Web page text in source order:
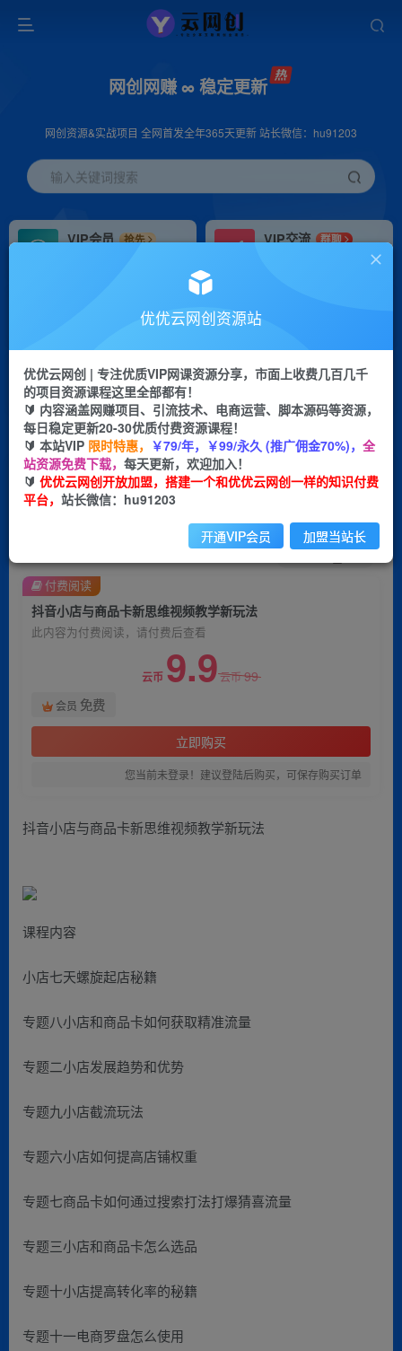
网创网赚 ∞ 稳定更新
网创资源&实战项目 全网首发全年365天更新 站长微信：hu91203
输入关键词搜索
VIP会员
抢先
VIP交流
群聊
研究探讨更多创业项目路子。
会员专属推广链接
挂机 项目
脚本卡密
APP下载
GO
首页 创业课程 会员免费 正文
抖音小店与商品卡新思维视频教学新玩法
关注 私信
抖音小店与商品卡新思维视频教学新玩法
此内容为付费阅读，请付费后查看
云币 9.9云币99
会员 免费
立即购买
您当前未登录！建议登陆后购买，可保存购买订单
付费阅读
抖音小店与商品卡新思维视频教学新玩法
课程内容
小店七天螺旋起店秘籍
专题八小店和商品卡如何获取精准流量
专题二小店发展趋势和优势
专题九小店截流玩法
专题六小店如何提高店铺权重
专题七商品卡如何通过搜索打法打爆猜喜流量
专题三小店和商品卡怎么选品
专题十小店提高转化率的秘籍
专题十一电商罗盘怎么使用
优优云网创资源站
优优云网创 | 专注优质VIP网课资源分享，市面上收费几百几千
的项目资源课程这里全部都有！
🔰 内容涵盖网赚项目、引流技术、电商运营、脚本源码等资源，
每日稳定更新20-30优质付费资源课程！
🔰 本站VIP 限时特惠， ￥79/年，￥99/永久 (推广佣金70%)， 全
站资源免费下载， 每天更新，欢迎加入！
🔰 优优云网创开放加盟，搭建一个和优优云网创一样的知识付费
平台， 站长微信：hu91203
开通VIP会员 加盟当站长